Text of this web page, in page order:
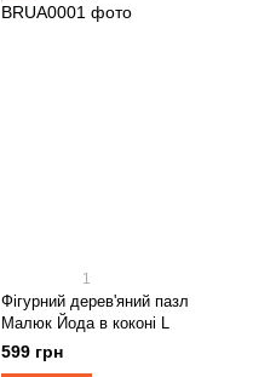
1
Фігурний дерев'яний пазл
Малюк Йода в коконі L
599 грн